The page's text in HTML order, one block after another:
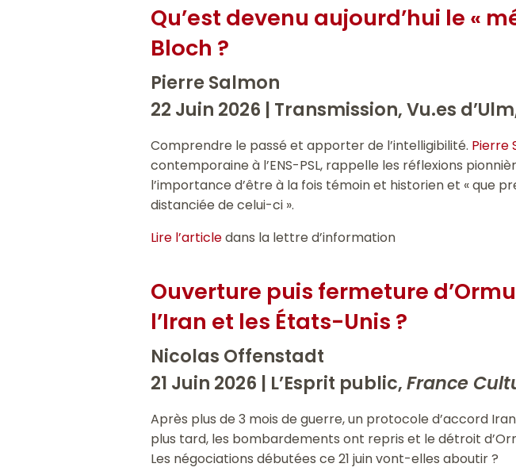
Qu’est devenu aujourd’hui le «
Bloch ?
Pierre Salmon
22 Juin 2026 | Transmission, Vu.es
Comprendre le passé et apporter de l’intelligibilité. Pierre
contemporaine à l’ENS-PSL, rappelle les réflexions
l’importance d’être à la fois témoin et historien et « que
distanciée de celui-ci ».
Lire l’articledans la lettre d’information
Ouverture puis fermeture
l’Iran et les États-Unis ?
Nicolas Offenstadt
21 Juin 2026 | L’Esprit public,France
Après plus de 3 mois de guerre, un protocole d’accord
plus tard, les bombardements ont repris et le détroit
Les négociations débutées ce 21 juin vont-elles aboutir ?